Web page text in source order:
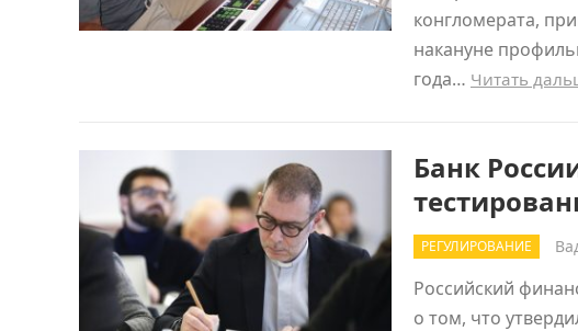
конгломерата,
накануне
года… Читать
Банк
РЕГУЛИРОВАНИЕ
Российский
о том, что